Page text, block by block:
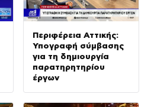
Περιφέρεια Αττικής:
Υπογραφή σύμβασης
για τη δημιουργία
παρατηρητηρίου
έργων